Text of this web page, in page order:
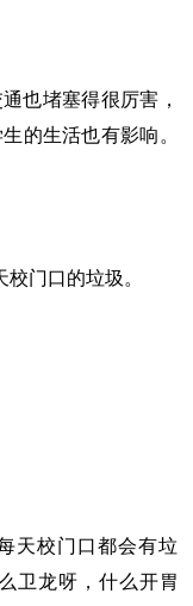
也堵塞得很厉害，
的生活也有影响。
门口的垃圾。
天校门口都会有垃
卫龙呀，什么开胃